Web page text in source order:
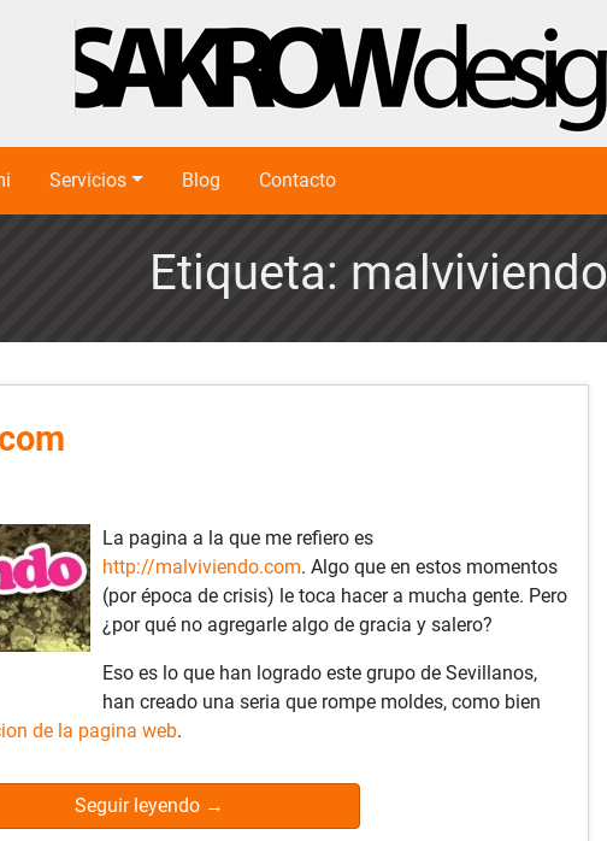
Servicios Blog Contacto
Etiqueta: malviviendo
La pagina a la que me refiero es
http://malviviendo.com. Algo que en estos momentos
(por época de crisis) le toca hacer a mucha gente. Pero
¿por qué no agregarle algo de gracia y salero?
Eso es lo que han logrado este grupo de Sevillanos,
han creado una seria que rompe moldes, como bien
de la pagina web.
Seguir leyendo →